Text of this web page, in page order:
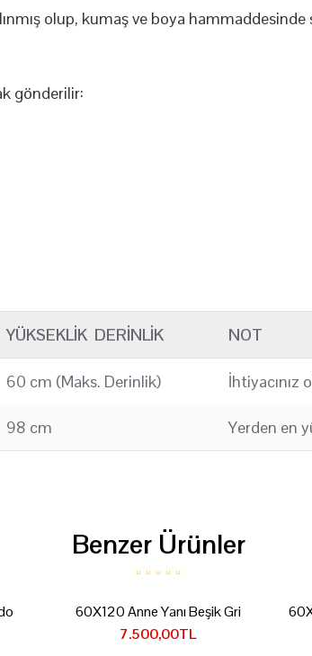
olup, kumaş ve boya hammaddesinde
gönderilir:
DERINLIK NOT
cm (Maks. Derinlik) İhtiyacınız
cm Yerden en
Benzer Ürünler
60X120 Anne Yanı Beşik Gri
7.500,00TL